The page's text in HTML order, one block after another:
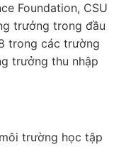
Foundation, CSU
trưởng trong đầu
trong các trường
trưởng thu nhập
trường học tập